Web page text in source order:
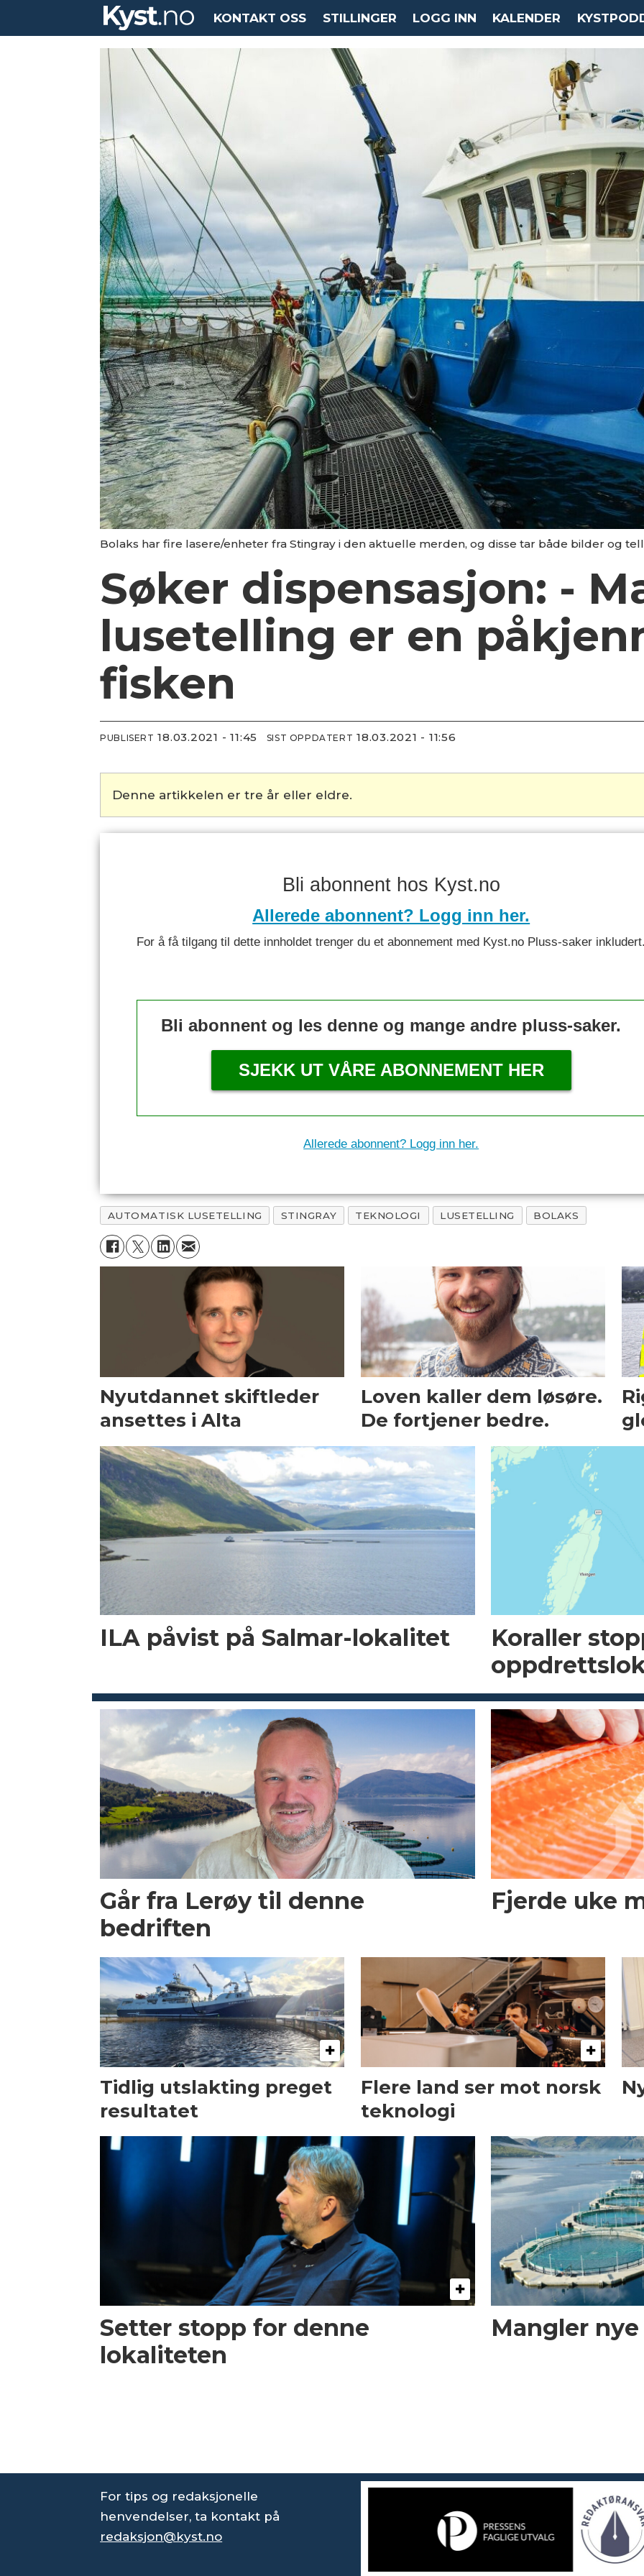
KONTAKT OSS STILLINGER LOGG INN KALENDER
Bolaks har fire lasere/enheter fra Stingray i den aktuelle merden, og disse tar både bilder og
Søker dispensasjon: -
lusetelling er en
fisken
PUBLISERT 18.03.2021 - 11:45 SIST OPPDATERT 18.03.2021 - 11:56
Denne artikkelen er tre år eller eldre.
Bli abonnent hos Kyst.no
Allerede abonnent? Logg inn her.
For å få tilgang til dette innholdet trenger du et abonnement med Kyst.no Pluss-saker
Bli abonnent og les denne og mange andre pluss-saker.
SJEKK UT VÅRE ABONNEMENT HER
Allerede abonnent? Logg inn her.
AUTOMATISK LUSETELLING STINGRAY TEKNOLOGI LUSETELLING BOLAKS
Nyutdannet skiftleder
ansettes i Alta
Loven kaller dem løsøre.
De fortjener bedre.
ILA påvist på Salmar-lokalitet
Koraller
Går fra Lerøy til denne
bedriften
Fjerde uke
Tidlig utslakting preget
resultatet
Flere land ser mot norsk
teknologi
Setter stopp for denne
lokaliteten
Mangler
For tips og redaksjonelle
henvendelser, ta kontakt på
redaksjon@kyst.no